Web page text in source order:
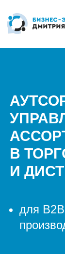
В
И
для В2В